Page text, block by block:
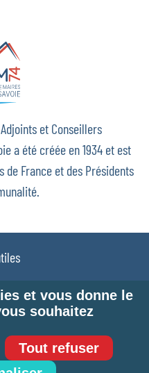
et Conseillers
a été créée en 1934 et est
de France et des Présidents
et vous donne le
souhaitez
Tout refuser